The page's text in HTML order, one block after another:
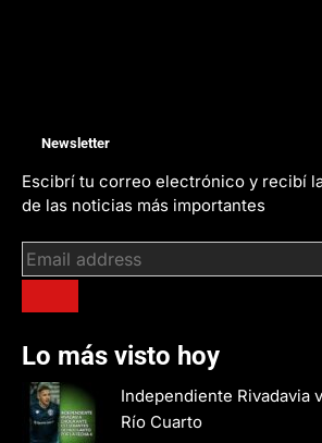
Newsletter
Escibrí tu correo electrónico y recibí
de las noticias más importantes
Lo más visto hoy
Independiente Rivadavia
Río Cuarto